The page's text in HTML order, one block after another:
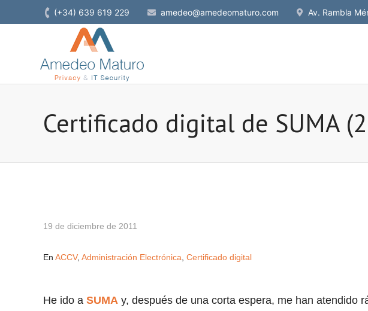
(+34) 639 619 229 amedeo@amedeomaturo.com Av. Rambla
Certificado digital de SUMA
19 de diciembre de 2011
En ACCV, Administración Electrónica Certificado digital
He ido a SUMA y, después de una corta espera, me han atendido